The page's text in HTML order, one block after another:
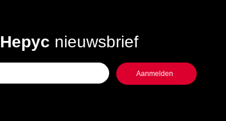
Hepyc nieuwsbrief